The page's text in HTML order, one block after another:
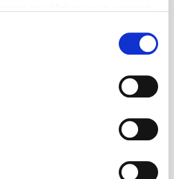
your geographical location
actively scanning it for
your personal data is processed
Foto: © F. ENGEL K/S
gebrauchte
für gebrauchte Berufs- und